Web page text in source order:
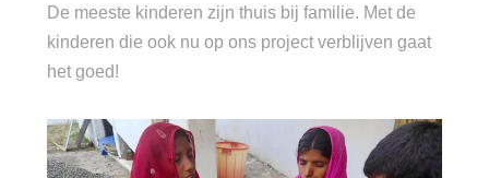
De meeste kinderen zijn thuis bij familie. Met de
kinderen die ook nu op ons project verblijven gaat
het goed!